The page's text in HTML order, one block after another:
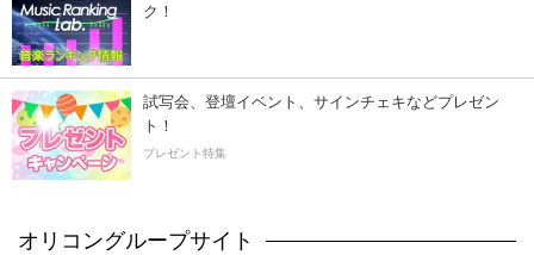
ク！
試写会、登壇イベント、サインチェキなどプレゼン
ト！
プレゼント特集
オリコングループサイト